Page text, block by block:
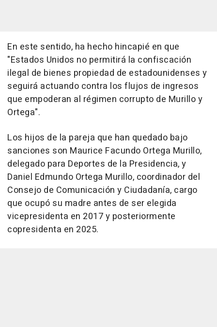
En este sentido, ha hecho hincapié en que
"Estados Unidos no permitirá la confiscación
ilegal de bienes propiedad de estadounidenses y
seguirá actuando contra los flujos de ingresos
que empoderan al régimen corrupto de Murillo y
Ortega".
Los hijos de la pareja que han quedado bajo
sanciones son Maurice Facundo Ortega Murillo,
delegado para Deportes de la Presidencia, y
Daniel Edmundo Ortega Murillo, coordinador del
Consejo de Comunicación y Ciudadanía, cargo
que ocupó su madre antes de ser elegida
vicepresidenta en 2017 y posteriormente
copresidenta en 2025.